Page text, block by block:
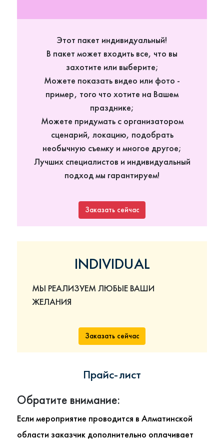
Этот пакет индивидуальный!
В пакет может входить все, что вы
захотите или выберите;
Можете показать видео или фото -
пример, того что хотите на Вашем
празднике;
Можете придумать с организатором
сценарий, локацию, подобрать
необычную съемку и многое другое;
Лучших специалистов и индивидуальный
подход мы гарантируем!
Заказать сейчас
INDIVIDUAL
МЫ РЕАЛИЗУЕМ ЛЮБЫЕ ВАШИ
ЖЕЛАНИЯ
Заказать сейчас
Прайс-лист
Обратите внимание:
Если мероприятие проводится в Алматинской
области заказчик дополнительно оплачивает